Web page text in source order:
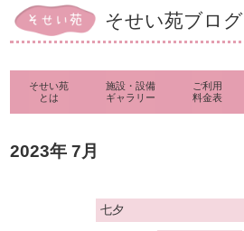
そせい苑ブログ
そせい苑
とは
施設・設備
ギャラリー
ご利用
料金表
2023年 7月
七夕